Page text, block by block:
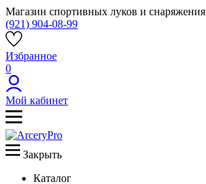
Магазин спортивных луков и снаряжения
(921) 904-08-99
Избранное
0
Мой кабинет
Закрыть
Каталог